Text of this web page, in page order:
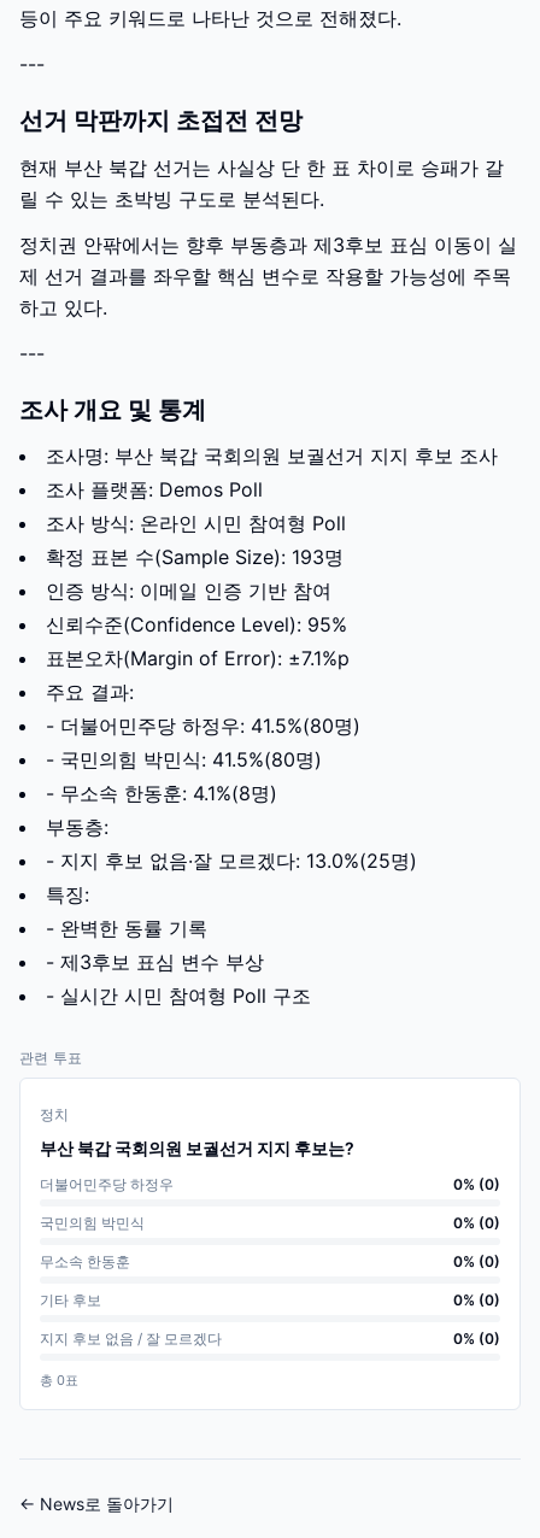
등이 주요 키워드로 나타난 것으로 전해졌다.
---
선거 막판까지 초접전 전망
현재 부산 북갑 선거는 사실상 단 한 표 차이로 승패가 갈
릴 수 있는 초박빙 구도로 분석된다.
정치권 안팎에서는 향후 부동층과 제3후보 표심 이동이 실
제 선거 결과를 좌우할 핵심 변수로 작용할 가능성에 주목
하고 있다.
---
조사 개요 및 통계
조사명: 부산 북갑 국회의원 보궐선거 지지 후보 조사
조사 플랫폼: Demos Poll
조사 방식: 온라인 시민 참여형 Poll
확정 표본 수(Sample Size): 193명
인증 방식: 이메일 인증 기반 참여
신뢰수준(Confidence Level): 95%
표본오차(Margin of Error): ±7.1%p
주요 결과:
- 더불어민주당 하정우: 41.5%(80명)
- 국민의힘 박민식: 41.5%(80명)
- 무소속 한동훈: 4.1%(8명)
부동층:
- 지지 후보 없음·잘 모르겠다: 13.0%(25명)
특징:
- 완벽한 동률 기록
- 제3후보 표심 변수 부상
- 실시간 시민 참여형 Poll 구조
관련 투표
정치
부산 북갑 국회의원 보궐선거 지지 후보는?
더불어민주당 하정우 0% (0)
국민의힘 박민식 0% (0)
무소속 한동훈 0% (0)
기타 후보 0% (0)
지지 후보 없음 / 잘 모르겠다 0% (0)
총 0표
← News로 돌아가기